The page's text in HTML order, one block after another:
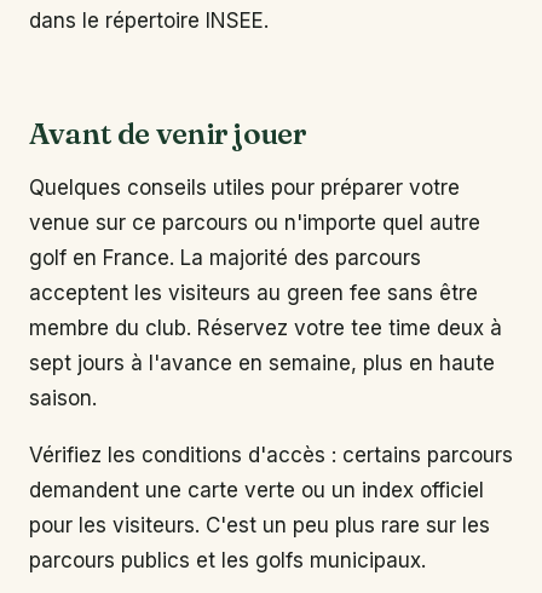
dans le répertoire INSEE.
Avant de venir jouer
Quelques conseils utiles pour préparer votre
venue sur ce parcours ou n'importe quel autre
golf en France. La majorité des parcours
acceptent les visiteurs au green fee sans être
membre du club. Réservez votre tee time deux à
sept jours à l'avance en semaine, plus en haute
saison.
Vérifiez les conditions d'accès : certains parcours
demandent une carte verte ou un index officiel
pour les visiteurs. C'est un peu plus rare sur les
parcours publics et les golfs municipaux.